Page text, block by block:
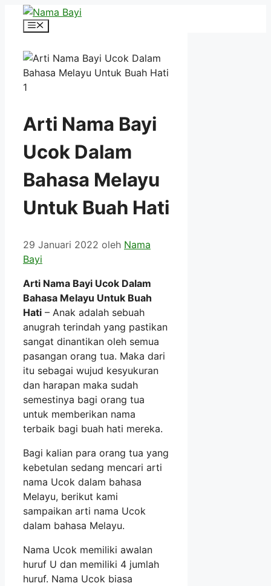
Langsung
Menu
Arti Nama Bayi
Ucok Dalam
Bahasa Melayu
Untuk Buah Hati
29 Januari 2022 oleh Nama
Bayi
Arti Nama Bayi Ucok Dalam
Bahasa Melayu Untuk Buah
Hati – Anak adalah sebuah
anugrah terindah yang pastikan
sangat dinantikan oleh semua
pasangan orang tua. Maka dari
itu sebagai wujud kesyukuran
dan harapan maka sudah
semestinya bagi orang tua
untuk memberikan nama
terbaik bagi buah hati mereka.
Bagi kalian para orang tua yang
kebetulan sedang mencari arti
nama Ucok dalam bahasa
Melayu, berikut kami
sampaikan arti nama Ucok
dalam bahasa Melayu.
Nama Ucok memiliki awalan
huruf U dan memiliki 4 jumlah
huruf. Nama Ucok biasa